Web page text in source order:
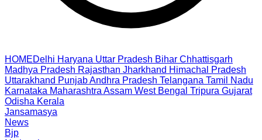
HOMEDelhi Haryana Uttar Pradesh Bihar Chhattisgarh
Madhya Pradesh Rajasthan Jharkhand Himachal Pradesh
Uttarakhand PunjabAndhra Pradesh Telangana Tamil Nadu
Karnataka Maharashtra Assam West Bengal Tripura Gujarat
Odisha Kerala
Jansamasya
News
Bjp